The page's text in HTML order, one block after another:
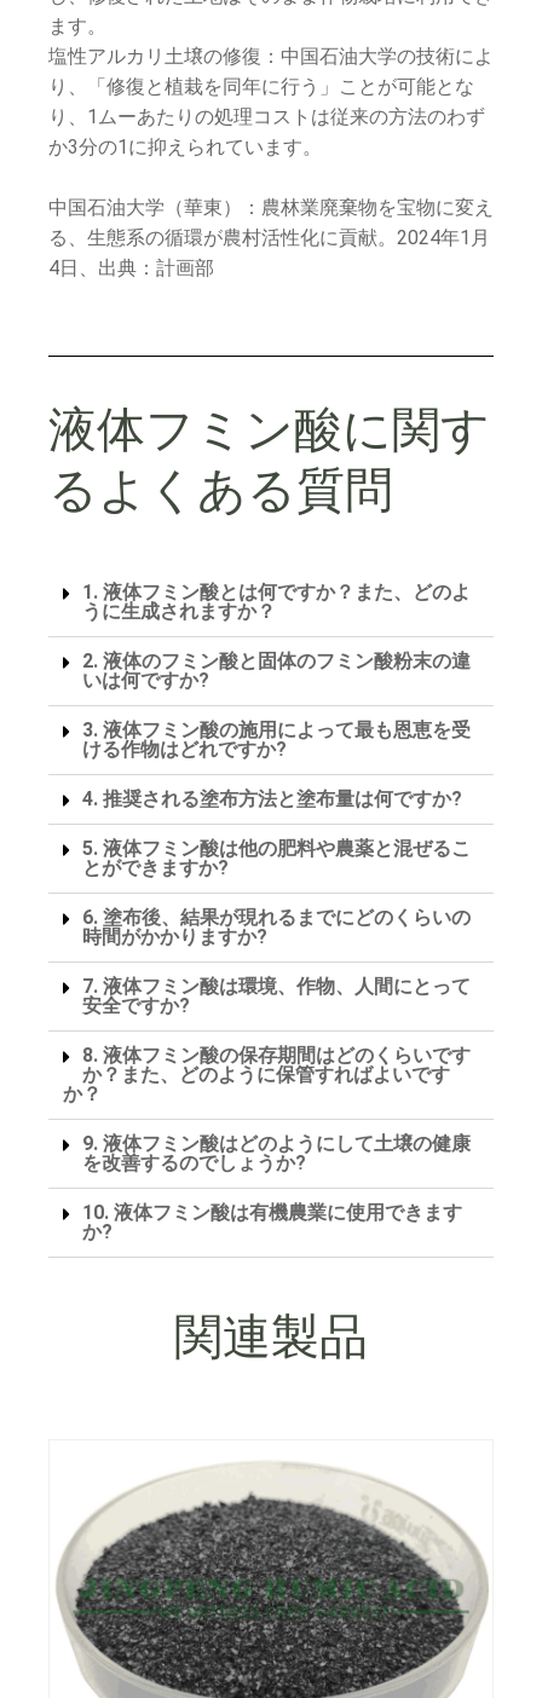
ます。
塩性アルカリ土壌の修復：中国石油大学の技術によ
り、「修復と植栽を同年に行う」ことが可能とな
り、1ムーあたりの処理コストは従来の方法のわず
か3分の1に抑えられています。
中国石油大学（華東）：農林業廃棄物を宝物に変え
る、生態系の循環が農村活性化に貢献。2024年1月
4日、出典：計画部
液体フミン酸に関す
るよくある質問
1. 液体フミン酸とは何ですか？また、どのよ
うに生成されますか？
2. 液体のフミン酸と固体のフミン酸粉末の違
いは何ですか?
3. 液体フミン酸の施用によって最も恩恵を受
ける作物はどれですか?
4. 推奨される塗布方法と塗布量は何ですか?
5. 液体フミン酸は他の肥料や農薬と混ぜるこ
とができますか?
6. 塗布後、結果が現れるまでにどのくらいの
時間がかかりますか?
7. 液体フミン酸は環境、作物、人間にとって
安全ですか?
8. 液体フミン酸の保存期間はどのくらいです
か？また、どのように保管すればよいです
か？
9. 液体フミン酸はどのようにして土壌の健康
を改善するのでしょうか?
10. 液体フミン酸は有機農業に使用できます
か?
関連製品